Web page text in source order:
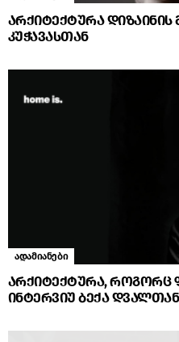
არქიტექტურა
კუჭავასთან
ადამიანები
არქიტექტურა, როგორც
ინტერვიუ ბექა დვალთან